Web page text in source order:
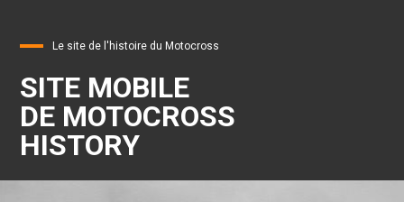
Le site de l'histoire du Motocross
SITE MOBILE
DE MOTOCROSS
HISTORY